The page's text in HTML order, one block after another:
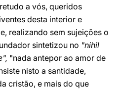
a vós, queridos
desta interior e
realizando sem sujeições o
sintetizou no "nihil
"nada antepor ao amor de
nisto a santidade,
cristão, e mais do que